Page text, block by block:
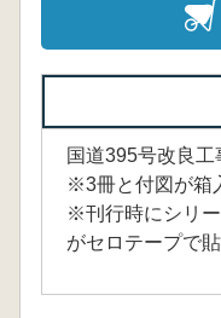
国道395号改良
※3冊と付図が箱
※刊行時にシリ
がセロテープで